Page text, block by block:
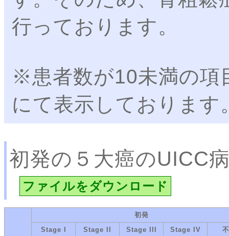
行っております。
※患者数が10未満の項
にて表示しております
初発の５大癌のUICC
ファイルをダウンロード
初発
Stage I
Stage II Stage III Stage IV